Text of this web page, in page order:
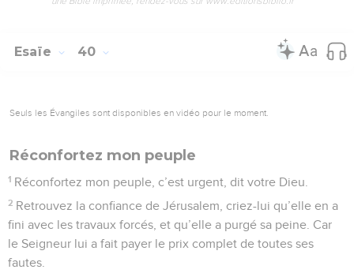
Esaïe 40
Seuls les Évangiles sont disponibles en vidéo pour le moment.
Réconfortez mon peuple
1 Réconfortez mon peuple, c’est urgent, dit votre Dieu.
2 Retrouvez la confiance de Jérusalem, criez-lui qu’elle en a
fini avec les travaux forcés, et qu’elle a purgé sa peine. Car
le Seigneur lui a fait payer le prix complet de toutes ses
fautes.